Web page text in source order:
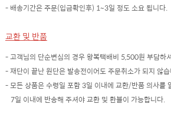
- 배송기간은 주문(입금확인후) 1~3일 정도 소요 됩니다.
교환 및 반품
- 고객님의 단순변심의 경우 왕복택배비 5,500원 부담하
- 재단이 끝난 원단은 발송전이어도 주문취소가 되지 않습
- 모든 상품은 수령일 포함 3일 이내에 교환/반품 의사를
7일 이내에 반송해 주셔야 교환 및 환불이 가능합니다.